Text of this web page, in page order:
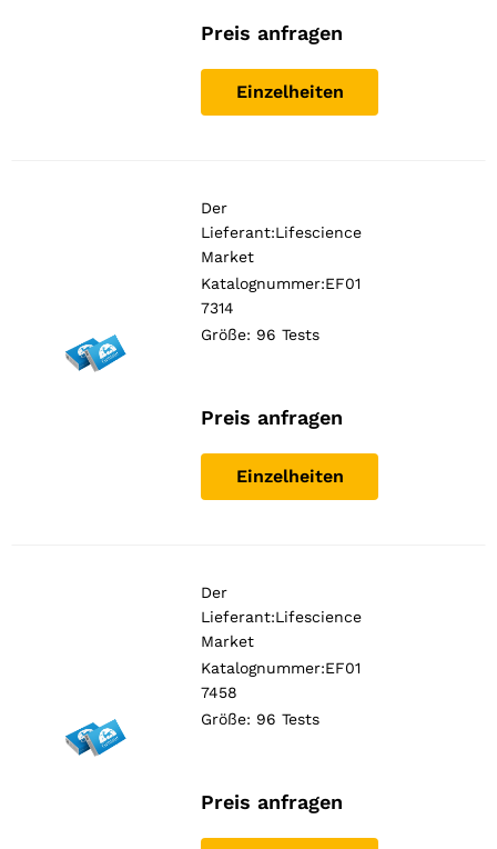
Preis anfragen
Einzelheiten
Der
Lieferant:Lifescience
Market
Katalognummer:EF01
7314
Größe: 96 Tests
Preis anfragen
Einzelheiten
Der
Lieferant:Lifescience
Market
Katalognummer:EF01
7458
Größe: 96 Tests
Preis anfragen